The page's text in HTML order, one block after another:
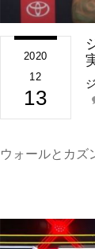
2020
12
13
ウォールとカズ